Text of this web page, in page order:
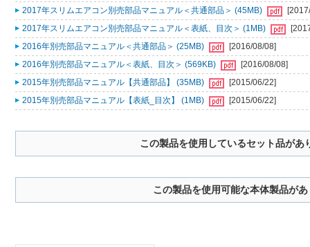
2017年スリムエアコン別売部品マニュアル＜共通部品＞ (45MB)
2017年スリムエアコン別売部品マニュアル＜表紙、目次＞ (1MB)
2016年別売部品マニュアル＜共通部品＞ (25MB)
[2016/08/08]
2016年別売部品マニュアル＜表紙、目次＞ (569KB)
[2016/08/08]
2015年別売部品マニュアル【共通部品】 (35MB)
[2015/06/22]
2015年別売部品マニュアル【表紙_目次】 (1MB)
[2015/06/22]
この製品を使用しているセット品があ
この製品を使用可能な本体製品が